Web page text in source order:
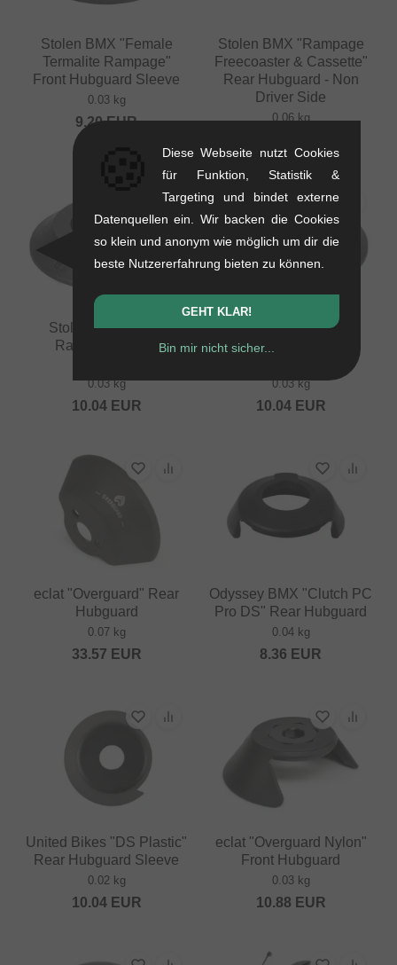
Stolen BMX "Female
Termalite Rampage"
Front Hubguard Sleeve
0.03 kg
9.20EUR
Stolen BMX "Rampage
Freecoaster & Cassette"
Rear Hubguard - Non
Driver Side
0.06 kg
Stolen BMX "Male
Rampage" Front
0.03 kg
10.04EUR
Stolen BMX "Female
Rampage" Front
0.03 kg
10.04EUR
eclat "Overguard" Rear
Hubguard
0.07 kg
33.57 EUR
Odyssey BMX "Clutch PC
Pro DS" Rear Hubguard
0.04 kg
8.36 EUR
United Bikes "DS Plastic"
Rear Hubguard Sleeve
0.02 kg
10.04EUR
eclat "Overguard Nylon"
Front Hubguard
0.03 kg
10.88 EUR
Diese Webseite nutzt Cookies
für Funktion, Statistik &
Targeting und bindet externe
Datenquellen ein. Wir backen die Cookies
so klein und anonym wie möglich um dir die
beste Nutzererfahrung bieten zu können.
GEHT KLAR!
Bin mir nicht sicher...